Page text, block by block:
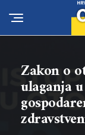
Zakon o
ulaganja